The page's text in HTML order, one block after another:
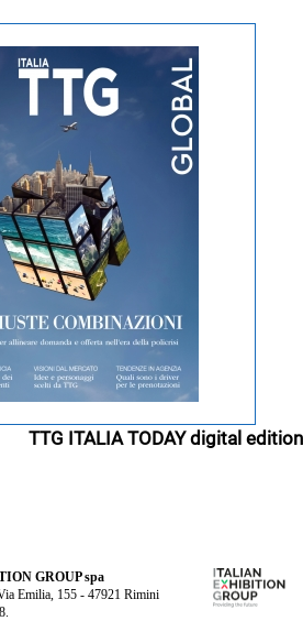
TTG ITALIA TODAY digital edition
GROUP spa
Emilia, 155 - 47921 Rimini